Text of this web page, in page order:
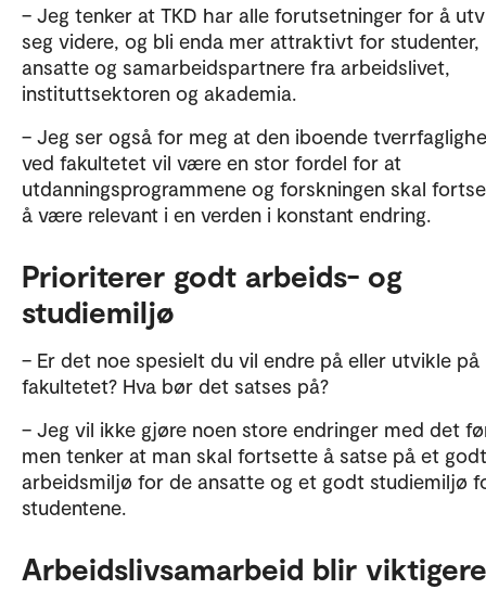
– Jeg tenker at TKD har alle forutsetninger for å
seg videre, og bli enda mer attraktivt for studenter,
ansatte og samarbeidspartnere fra arbeidslivet,
instituttsektoren og akademia.
– Jeg ser også for meg at den iboende
ved fakultetet vil være en stor fordel for at
utdanningsprogrammene og forskningen skal
å være relevant i en verden i konstant endring.
Prioriterer godt arbeids- og
studiemiljø
– Er det noe spesielt du vil endre på eller utvikle på
fakultetet? Hva bør det satses på?
– Jeg vil ikke gjøre noen store endringer med det
men tenker at man skal fortsette å satse på et godt
arbeidsmiljø for de ansatte og et godt studiemiljø
studentene.
Arbeidslivsamarbeid blir viktigere